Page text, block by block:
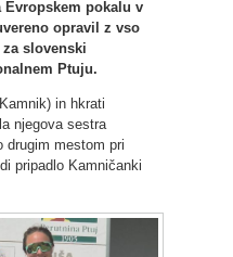
Evropskem pokalu v
opravil z vso
slovenski
Ptuju.
in hkrati
njegova sestra
drugim mestom pri
pripadlo Kamničanki